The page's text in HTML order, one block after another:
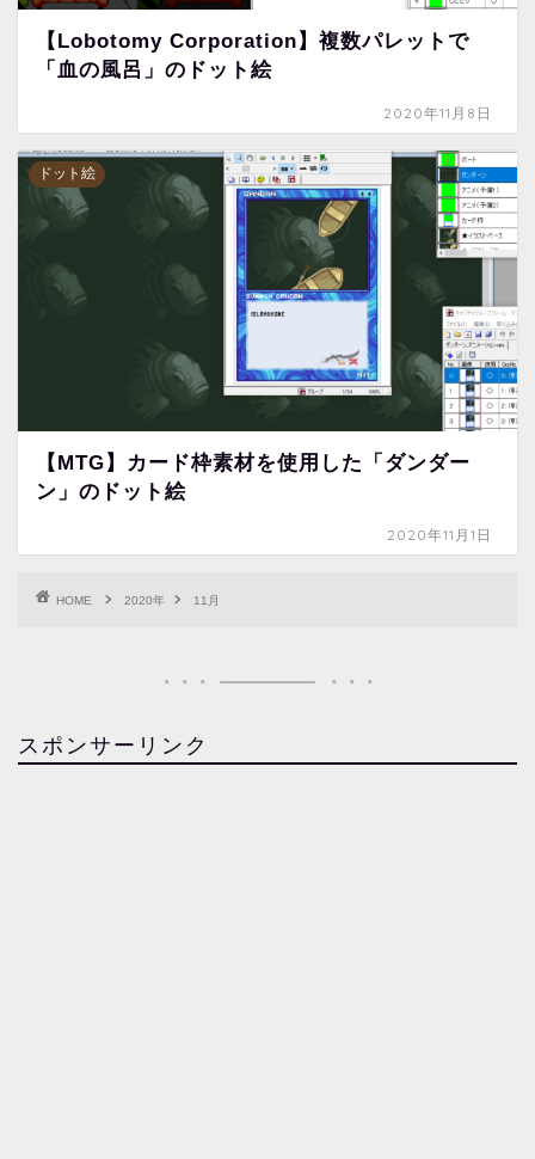
【Lobotomy Corporation】複数パレットで
「血の風呂」のドット絵
2020年11月8日
ドット絵
【MTG】カード枠素材を使用した「ダンダー
ン」のドット絵
2020年11月1日
HOME 2020年 11月
スポンサーリンク